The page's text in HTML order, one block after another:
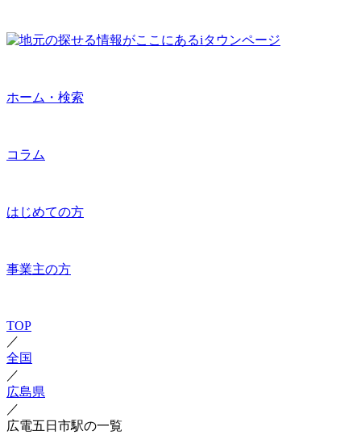
ホーム・検索
コラム
はじめての方
事業主の方
TOP
／
全国
／
広島県
／
広電五日市駅の一覧